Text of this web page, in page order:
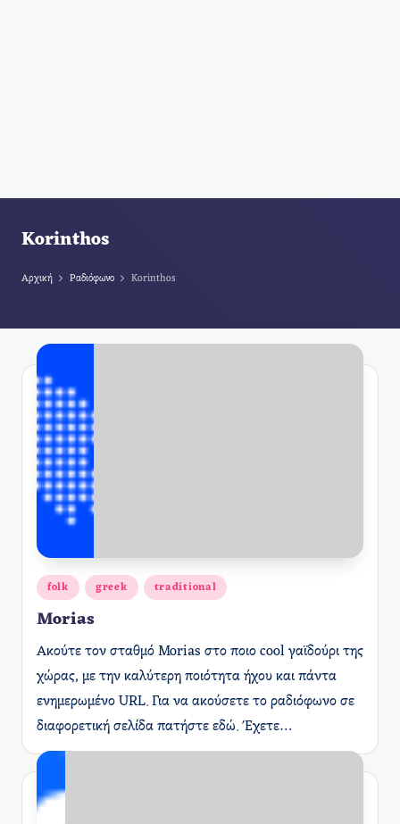
Korinthos
Αρχική Ραδιόφωνο Korinthos
Αναρτήθηκε
σε
folk greek traditional
Morias
Ακούτε τον σταθμό Morias στο ποιο cool γαϊδούρι της
χώρας, με την καλύτερη ποιότητα ήχου και πάντα
ενημερωμένο URL. Για να ακούσετε το ραδιόφωνο σε
διαφορετική σελίδα πατήστε εδώ. Έχετε…